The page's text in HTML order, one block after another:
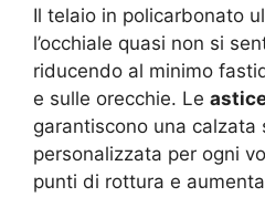
Il telaio in policarbonato
l’occhiale quasi non si
riducendo al minimo
e sulle orecchie. Le
garantiscono una calzata
personalizzata per ogni
punti di rottura e